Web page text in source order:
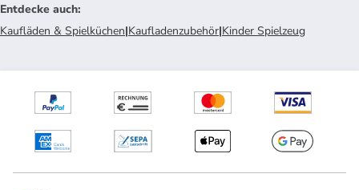
Entdecke auch:
Kaufläden & Spielküchen|Kaufladenzubehör|Kinder Spielzeug